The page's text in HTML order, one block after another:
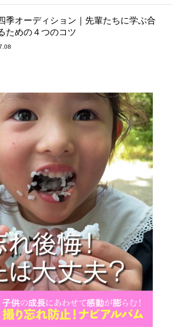
季オーディション｜先輩たちに学ぶ合
ための４つのコツ